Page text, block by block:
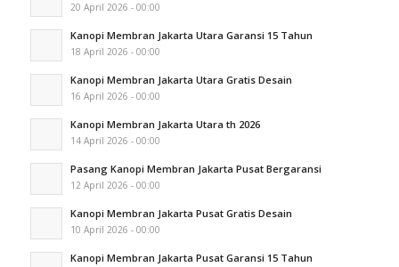
20 April 2026 - 00:00
Kanopi Membran Jakarta Utara Garansi 15 Tahun
18 April 2026 - 00:00
Kanopi Membran Jakarta Utara Gratis Desain
16 April 2026 - 00:00
Kanopi Membran Jakarta Utara th 2026
14 April 2026 - 00:00
Pasang Kanopi Membran Jakarta Pusat Bergaransi
12 April 2026 - 00:00
Kanopi Membran Jakarta Pusat Gratis Desain
10 April 2026 - 00:00
Kanopi Membran Jakarta Pusat Garansi 15 Tahun